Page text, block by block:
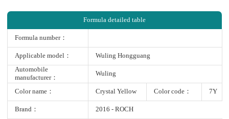
Formula detailed table
Formula number：
Applicable model：
Wuling Hongguang
Automobile
manufacturer：
Wuling
Color name： Crystal Yellow Color code： 7Y
Brand： 2016 - ROCH